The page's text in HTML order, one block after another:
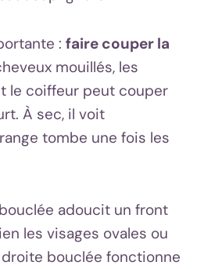
: faire couper la
mouillés, les
le coiffeur peut couper
À sec, il voit
tombe une fois les
adoucit un front
les visages ovales ou
bouclée fonctionne